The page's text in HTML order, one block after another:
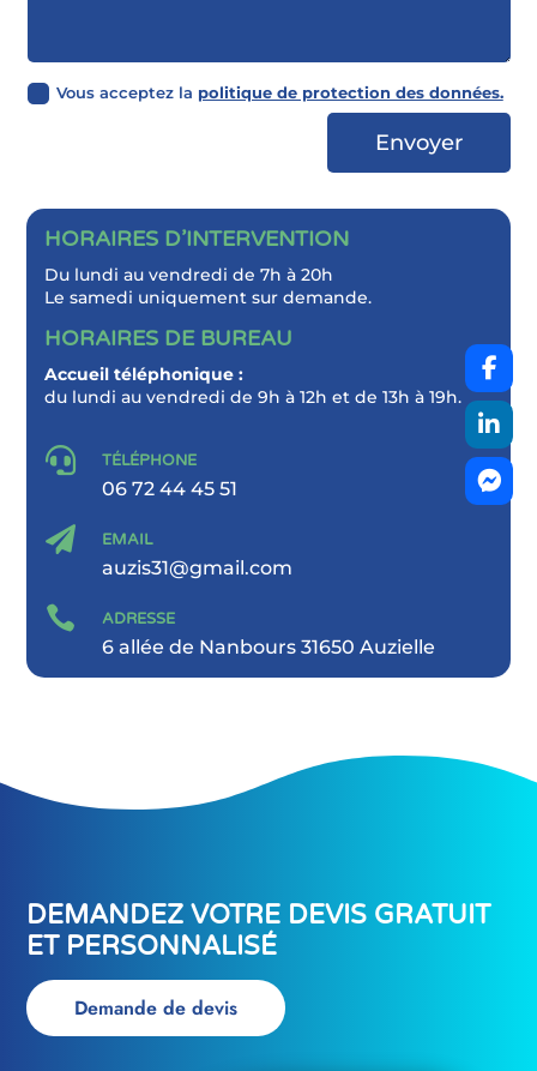
Vous acceptez la politique de protection des données.
Envoyer
HORAIRES D’INTERVENTION
Du lundi au vendredi de 7h à 20h
Le samedi uniquement sur demande.
HORAIRES DE BUREAU
Accueil téléphonique :
du lundi au vendredi de 9h à 12h et de 13h à 19h.
 TÉLÉPHONE
06 72 44 45 51
 EMAIL
auzis31@gmail.com
 ADRESSE
6 allée de Nanbours 31650 Auzielle
DEMANDEZ VOTRE DEVIS GRATUIT
ET PERSONNALISÉ
Demande de devis